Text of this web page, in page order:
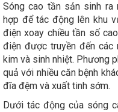
Sóng cao tần sản sinh
hợp để tác động lên khu
điện xoay chiều tần số
điện được truyền đến
kim và sinh nhiệt. Phương
quả với nhiều căn bệnh
đĩa đệm và xuất tinh sớm.
Dưới tác động của sóng